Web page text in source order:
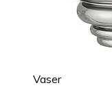
Vaser